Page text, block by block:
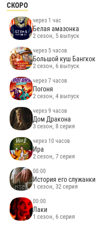
СКОРО
через 1 час
Белая амазонка
2 сезон, 5 выпуск
через 5 часов
Большой куш Бангкок
2 сезон, 6 выпуск
через 7 часов
Погоня
2 сезон, 4 выпуск
через 9 часов
Дом Дракона
3 сезон, 8 серия
через 10 часов
Ира
2 сезон, 7 серия
00:00
История его служанки
1 сезон, 32 серия
00:00
Лаки
1 сезон, 6 серия